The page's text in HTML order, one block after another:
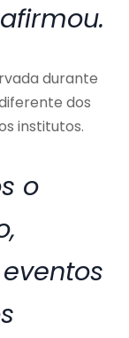
durante
dos
institutos.
o